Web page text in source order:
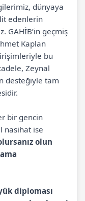
dünyaya
edenlerin
GAHİB’in geçmiş
Kaplan
bu
Zeynal
desteğiyle tam
bir gencin
nasihat ise
olun
diploması